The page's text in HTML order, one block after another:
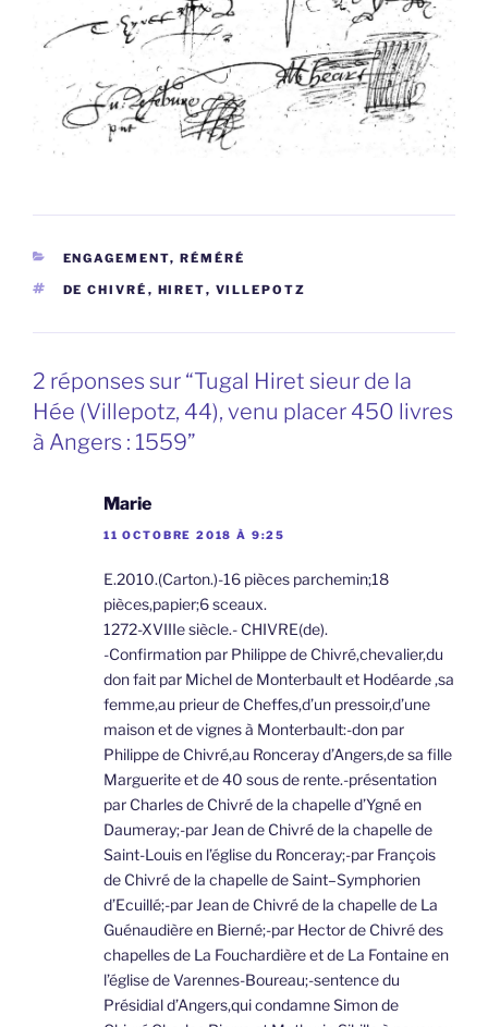
CATÉGORIES
ENGAGEMENT, RÉMÉRÉ
ÉTIQUETTES
DE CHIVRÉ , HIRET, VILLEPOTZ
2 réponses sur “Tugal Hiret sieur de la
Hée (Villepotz, 44), venu placer 450 livres
à Angers : 1559”
Marie
11 OCTOBRE 2018 À 9:25
E.2010.(Carton.)-16 pièces parchemin;18
pièces,papier;6 sceaux.
1272-XVIIIe siècle.- CHIVRE(de).
-Confirmation par Philippe de Chivré,chevalier,du
don fait par Michel de Monterbault et Hodéarde ,sa
femme,au prieur de Cheffes,d’un pressoir,d’une
maison et de vignes à Monterbault:-don par
Philippe de Chivré,au Ronceray d’Angers,de sa fille
Marguerite et de 40 sous de rente.-présentation
par Charles de Chivré de la chapelle d’Ygné en
Daumeray;-par Jean de Chivré de la chapelle de
Saint-Louis en l’église du Ronceray;-par François
de Chivré de la chapelle de Saint–Symphorien
d’Ecuillé;-par Jean de Chivré de la chapelle de La
Guénaudière en Bierné;-par Hector de Chivré des
chapelles de La Fouchardière et de La Fontaine en
l’église de Varennes-Boureau;-sentence du
Présidial d’Angers,qui condamne Simon de